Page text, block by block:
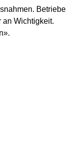
Betriebe
an Wichtigkeit.